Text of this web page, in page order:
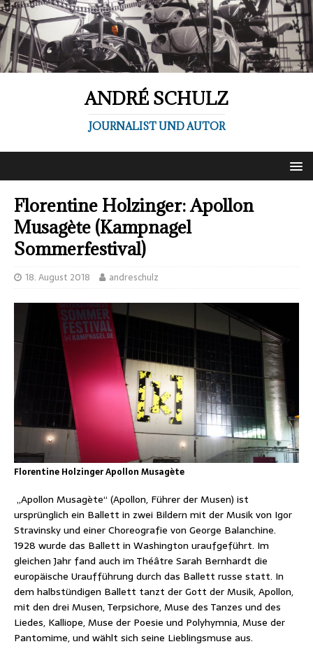
ANDRÉ SCHULZ
JOURNALIST UND AUTOR
Florentine Holzinger: Apollon
Musagète (Kampnagel
Sommerfestival)
18. August 2018 andreschulz
Florentine Holzinger Apollon Musagète
„Apollon Musagète“ (Apollon, Führer der Musen) ist
ursprünglich ein Ballett in zwei Bildern mit der Musik von Igor
Stravinsky und einer Choreografie von George Balanchine.
1928 wurde das Ballett in Washington uraufgeführt. Im
gleichen Jahr fand auch im Théâtre Sarah Bernhardt die
europäische Uraufführung durch das Ballett russe statt. In
dem halbstündigen Ballett tanzt der Gott der Musik, Apollon,
mit den drei Musen, Terpsichore, Muse des Tanzes und des
Liedes, Kalliope, Muse der Poesie und Polyhymnia, Muse der
Pantomime, und wählt sich seine Lieblingsmuse aus.